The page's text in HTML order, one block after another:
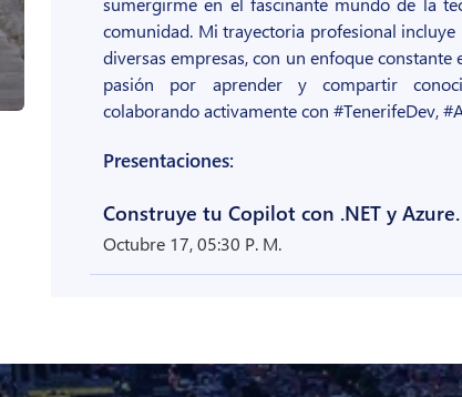
comunidad. Mi trayectoria profesional
diversas empresas, con un enfoque
pasión por aprender y compartir
colaborando activamente con #TenerifeDev,
Presentaciones:
Construye tu Copilot con .NET y Azure.
Octubre 17, 05:30 P. M.